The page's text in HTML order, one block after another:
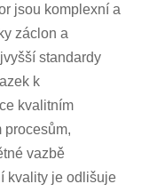
jsou komplexní a
záclon a
standardy
k
kvalitním
procesům,
vazbě
kvality je odlišuje